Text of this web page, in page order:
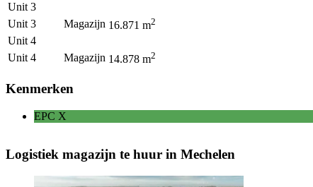
Unit 3
Unit 3
Magazijn 16.871 m2
Unit 4
Unit 4
Magazijn 14.878 m2
Kenmerken
EPC X
Logistiek magazijn te huur in Mechelen